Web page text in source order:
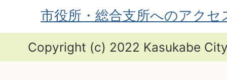
市役所・総合支所へのアクセ
Copyright (c) 2022 Kasukabe